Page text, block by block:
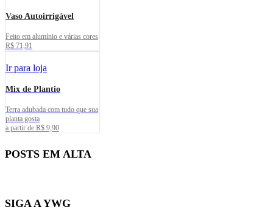
Vaso Autoirrigável
Feito em alumínio e várias cores
R$ 71,91
Ir para loja
Mix de Plantio
Terra adubada com tudo que sua
planta gosta
a partir de R$ 9,90
POSTS EM ALTA
SIGA A YWG